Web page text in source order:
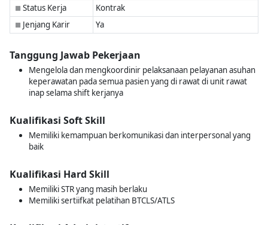
■ Status Kerja Kontrak
■ Jenjang Karir Ya
Tanggung Jawab Pekerjaan
Mengelola dan mengkoordinir pelaksanaan pelayanan asuhan
keperawatan pada semua pasien yang di rawat di unit rawat
inap selama shift kerjanya
Kualifikasi Soft Skill
Memiliki kemampuan berkomunikasi dan interpersonal yang
baik
Kualifikasi Hard Skill
Memiliki STR yang masih berlaku
Memiliki sertiifkat pelatihan BTCLS/ATLS